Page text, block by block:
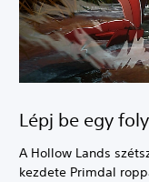
Lépj be egy
A Hollow Lands
kezdete Primdal